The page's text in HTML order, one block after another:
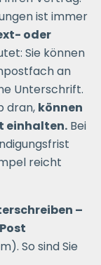
ist immer
oder
Sie können
an
Unterschrift.
dran, können
einhalten. Bei
reicht
–
So sind Sie